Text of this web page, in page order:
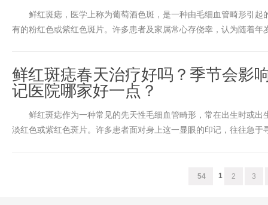
鲜红斑痣，医学上称为葡萄酒色斑，是一种由毛细血管畸形引起
有的粉红色或紫红色斑片。许多患者及家属常心存侥幸，认为随着年
鲜红斑痣春天治疗好吗？季节会影
记医院哪家好一点？
鲜红斑痣作为一种常见的先天性毛细血管畸形，常在出生时或出
淡红色或紫红色斑片。许多患者面对身上这一显眼的印记，往往急于
54 1 2 3